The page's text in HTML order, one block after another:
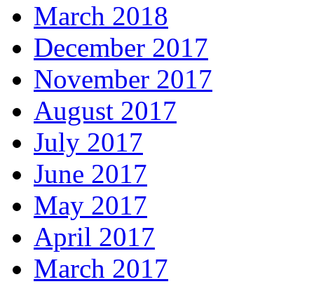
March 2018
December 2017
November 2017
August 2017
July 2017
June 2017
May 2017
April 2017
March 2017